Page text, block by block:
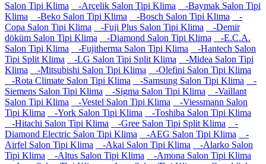
Salon Tipi Klima
-Arçelik Salon Tipi Klima
-Baymak Salon Tipi
Klima
-Beko Salon Tipi Klima -Bosch Salon Tipi Klima
-
Copa Salon Tipi Klima
-Fuji Plus Salon Tipi Klima
-Demir
döküm Salon Tipi Klima
-Diamond Salon Tipi Klima
-E.C.A.
Salon Tipi Klima
-Fujitherma Salon Tipi Klima
-Hantech Salon
Tipi Split Klima
-LG Salon Tipi Split Klima
-Midea Salon Tipi
Klima
-Mitsubishi Salon Tipi Klima
-Olefini Salon Tipi Klima
-Rota Climate Salon Tipi Klima
-Samsung Salon Tipi Klima
-
Siemens Salon Tipi Klima
-Sigma Salon Tipi Klima
-Vaillant
Salon Tipi Klima
-Vestel Salon Tipi Klima
-Viessmann Salon
Tipi Klima
-York Salon Tipi Klima
-Toshiba Salon Tipi Klima
-Hitachi Salon Tipi Klima
-Gree Salon Tipi Split Klima
-
Diamond Electric Salon Tipi Klima
-AEG Salon Tipi Klima
-
Airfel Salon Tipi Klima
-Akai Salon Tipi Klima
-Alarko Salon
Tipi Klima
-Altus Salon Tipi Klima
-Amona Salon Tipi Klima